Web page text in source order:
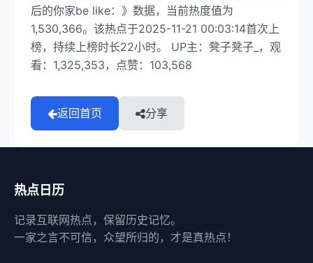
后的你家be like：》数据，当前热度值为
1,530,366。该热点于2025-11-21 00:03:14首次上
榜，持续上榜时长22小时。 UP主：凳子凳子_，观
看：1,325,353，点赞：103,568
返回首页 分享
热点日历
记录互联网热点，保留历史记忆。
一家之言不可信，众望所归的，才是真热点！